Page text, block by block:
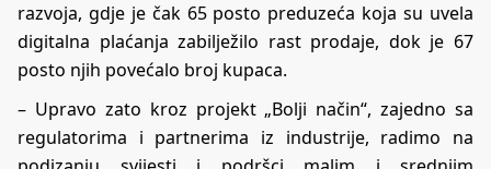
razvoja, gdje je čak 65 posto preduzeća koja su uvela
digitalna plaćanja zabilježilo rast prodaje, dok je 67
posto njih povećalo broj kupaca.
– Upravo zato kroz projekt „Bolji način“, zajedno sa
regulatorima i partnerima iz industrije, radimo na